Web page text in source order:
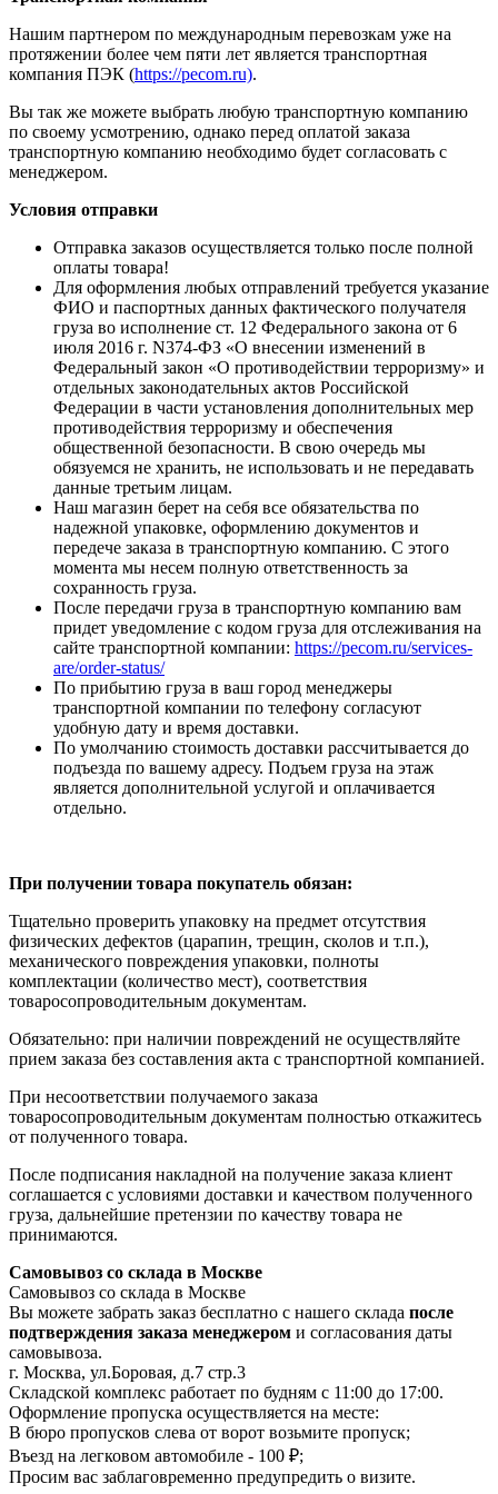
Нашим партнером по международным перевозкам уже на
протяжении более чем пяти лет является транспортная
компания ПЭК (https://pecom.ru).
Вы так же можете выбрать любую транспортную компанию
по своему усмотрению, однако перед оплатой заказа
транспортную компанию необходимо будет согласовать с
менеджером.
Условия отправки
Отправка заказов осуществляется только после полной
оплаты товара!
Для оформления любых отправлений требуется указание
ФИО и паспортных данных фактического получателя
груза во исполнение ст. 12 Федерального закона от 6
июля 2016 г. N374-ФЗ «О внесении изменений в
Федеральный закон «О противодействии терроризму» и
отдельных законодательных актов Российской
Федерации в части установления дополнительных мер
противодействия терроризму и обеспечения
общественной безопасности. В свою очередь мы
обязуемся не хранить, не использовать и не передавать
данные третьим лицам.
Наш магазин берет на себя все обязательства по
надежной упаковке, оформлению документов и
передече заказа в транспортную компанию. С этого
момента мы несем полную ответственность за
сохранность груза.
После передачи груза в транспортную компанию вам
придет уведомление с кодом груза для отслеживания на
сайте транспортной компании: https://pecom.ru/services-
are/order-status/
По прибытию груза в ваш город менеджеры
транспортной компании по телефону согласуют
удобную дату и время доставки.
По умолчанию стоимость доставки рассчитывается до
подъезда по вашему адресу. Подъем груза на этаж
является дополнительной услугой и оплачивается
отдельно.
При получении товара покупатель обязан:
Тщательно проверить упаковку на предмет отсутствия
физических дефектов (царапин, трещин, сколов и т.п.),
механического повреждения упаковки, полноты
комплектации (количество мест), соответствия
товаросопроводительным документам.
Обязательно: при наличии повреждений не осуществляйте
прием заказа без составления акта с транспортной компанией.
При несоответствии получаемого заказа
товаросопроводительным документам полностью откажитесь
от полученного товара.
После подписания накладной на получение заказа клиент
соглашается с условиями доставки и качеством полученного
груза, дальнейшие претензии по качеству товара не
принимаются.
Самовывоз со склада в Москве
Самовывоз со склада в Москве
Вы можете забрать заказ бесплатно с нашего склада после
подтверждения заказа менеджером и согласования даты
самовывоза.
г. Москва, ул.Боровая, д.7 стр.3
Складской комплекс работает по будням с 11:00 до 17:00.
Оформление пропуска осуществляется на месте:
В бюро пропусков слева от ворот возьмите пропуск;
Въезд на легковом автомобиле - 100 ₽;
Просим вас заблаговременно предупредить о визите.